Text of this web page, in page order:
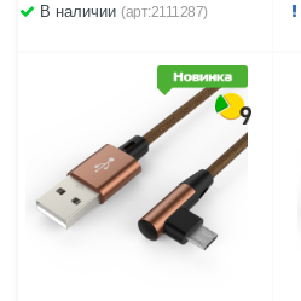
В наличии (арт:2111287)